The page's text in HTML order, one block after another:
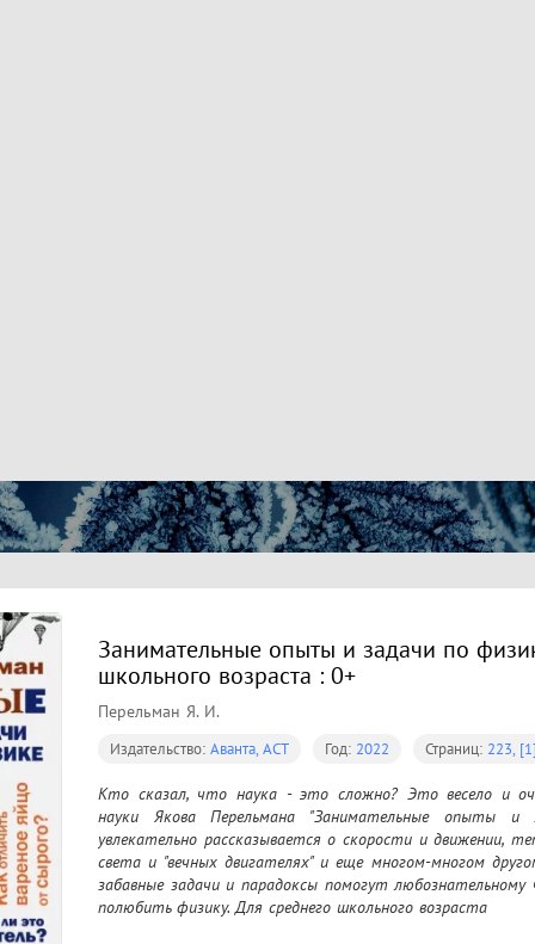
Занимательные опыты и задачи по
школьного возраста : 0+
Перельман Я. И.
Издательство: Аванта, АСТ Год: 2022 Страниц: 223,
Кто сказал, что наука - это сложно? Это весело и
науки Якова Перельмана "Занимательные опыты
увлекательно рассказывается о скорости и движении,
света и "вечных двигателях" и еще многом-многом
забавные задачи и парадоксы помогут
полюбить физику. Для среднего школьного возраста